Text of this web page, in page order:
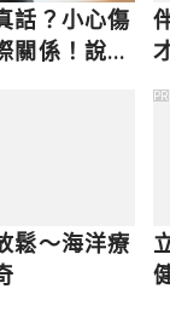
話？小心傷
關係！說善
鬆～海洋療
PR